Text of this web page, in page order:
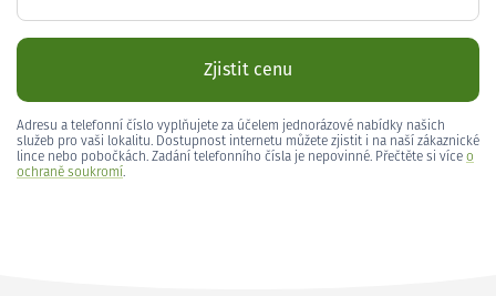
Zjistit cenu
Adresu a telefonní číslo vyplňujete za účelem jednorázové nabídky našich
služeb pro vaši lokalitu. Dostupnost internetu můžete zjistit i na naší zákaznické
lince nebo pobočkách. Zadání telefonního čísla je nepovinné. Přečtěte si více o
ochraně soukromí.